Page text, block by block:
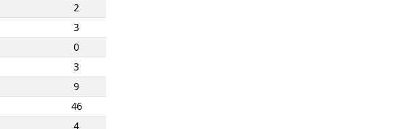
2
3
0
3
9
46
4